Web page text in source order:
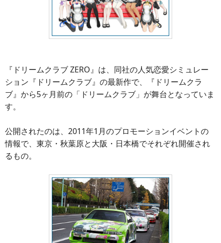
『ドリームクラブ ZERO』は、同社の人気恋愛シミュレー
ション『ドリームクラブ』の最新作で、『ドリームクラ
ブ』から5ヶ月前の「ドリームクラブ」が舞台となっていま
す。
公開されたのは、2011年1月のプロモーションイベントの
情報で、東京・秋葉原と大阪・日本橋でそれぞれ開催され
るもの。